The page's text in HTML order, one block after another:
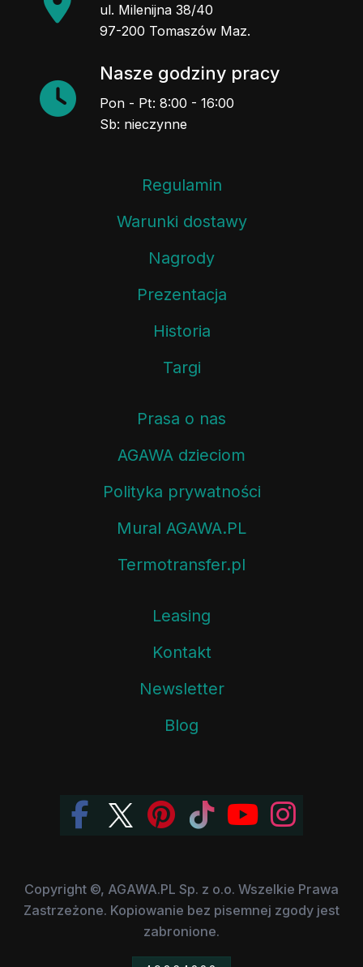
ul. Milenijna 38/40
97-200 Tomaszów Maz.
Nasze godziny pracy
Pon - Pt: 8:00 - 16:00
Sb: nieczynne
Regulamin
Warunki dostawy
Nagrody
Prezentacja
Historia
Targi
Prasa o nas
AGAWA dzieciom
Polityka prywatności
Mural AGAWA.PL
Termotransfer.pl
Leasing
Kontakt
Newsletter
Blog
Copyright ©, AGAWA.PL Sp. z o.o. Wszelkie Prawa
Zastrzeżone. Kopiowanie bez pisemnej zgody jest
zabronione.